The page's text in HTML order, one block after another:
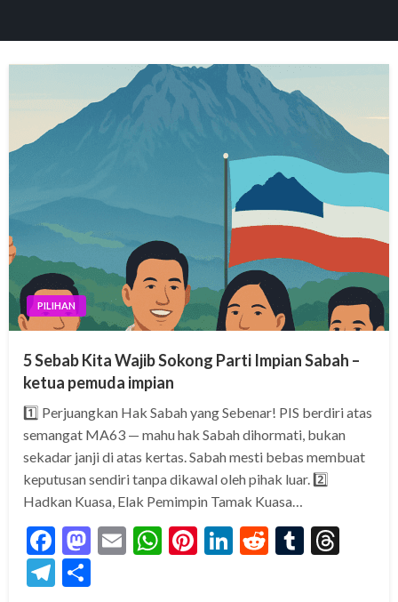
PILIHAN
5 Sebab Kita Wajib Sokong Parti Impian Sabah –
ketua pemuda impian
1️⃣ Perjuangkan Hak Sabah yang Sebenar! PIS berdiri atas
semangat MA63 — mahu hak Sabah dihormati, bukan
sekadar janji di atas kertas. Sabah mesti bebas membuat
keputusan sendiri tanpa dikawal oleh pihak luar. 2️⃣
Hadkan Kuasa, Elak Pemimpin Tamak Kuasa…
Facebook
Mastodon
EmailWhatsApp
Pinterest
LinkedIn
RedditTumblr
Telegram